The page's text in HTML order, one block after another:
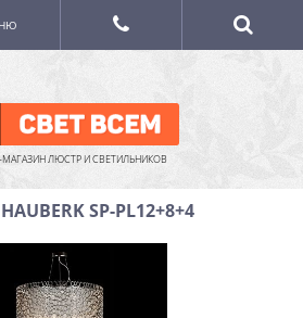
МАГАЗИН ЛЮСТР И СВЕТИЛЬНИКОВ
SP-PL12+8+4